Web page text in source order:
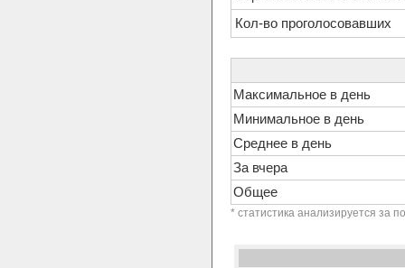
Кол-во проголосовавших
Максимальное в день
Минимальное в день
Среднее в день
За вчера
Общее
* статистика анализируется за